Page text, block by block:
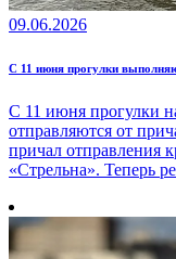
09.06.2026
С 11 июня прогулки
С 11 июня прогулки
отправляются от
причал отправления
«Стрельна». Теперь